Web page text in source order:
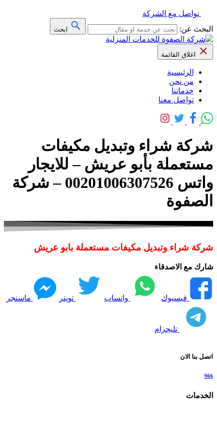
تواصل مع الشركة
البحث عن:
ابحث
اغلاق القائمة
الرئيسية
من نحن
خدماتنا
تواصل معنا
شركة شراء وتبديل مكيفات
مستعملة بأبو عريش – للايجار
واتس 00201006307526 – شركة
الصفوة
شركة شراء وتبديل مكيفات مستعملة بابو عريش
شارك مع الاصدقاء
فيسبوك واتساب تويتر ماسنجر
تليجرام
اتصل بنا الان
966
الخدمات